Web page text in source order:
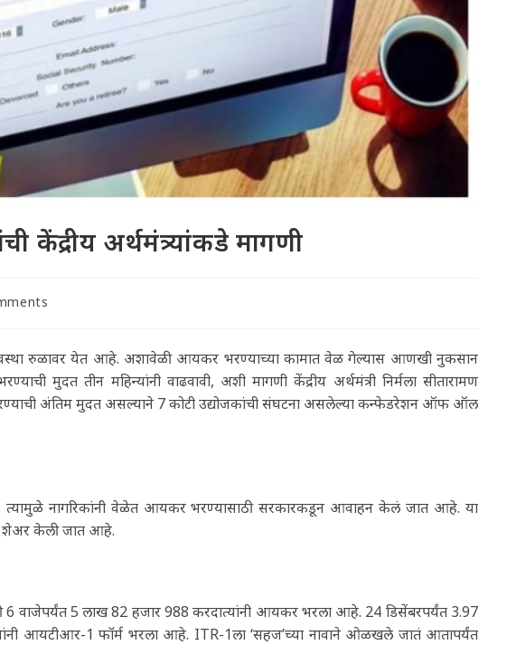
केंद्रीय अर्थमंत्र्यांकडे मागणी
रुळावर येत आहे. अशावेळी आयकर भरण्याच्या कामात वेळ गेल्यास आणखी नुकसान
मुदत तीन महिन्यांनी वाढवावी, अशी मागणी केंद्रीय अर्थमंत्री निर्मला सीतारामण
अंतिम मुदत असल्याने 7 कोटी उद्योजकांची संघटना असलेल्या कन्फेडरेशन ऑफ ऑल
नागरिकांनी वेळेत आयकर भरण्यासाठी सरकारकडून आवाहन केलं जात आहे. या
शेअर केली जात आहे.
वाजेपर्यंत 5 लाख 82 हजार 988 करदात्यांनी आयकर भरला आहे. 24 डिसेंबरपर्यंत 3.97
आयटीआर-1 फॉर्म भरला आहे. ITR-1ला ‘सहज’च्या नावाने ओळखले जातं आतापर्यंत